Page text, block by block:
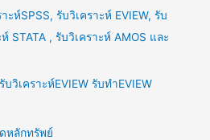
ะห์SPSS, รับวิเคราะห์ EVIEW, รับ
STATA , รับวิเคราะห์ AMOS และ
วิเคราะห์EVIEW รับทำEVIEW
หลักทรัพย์